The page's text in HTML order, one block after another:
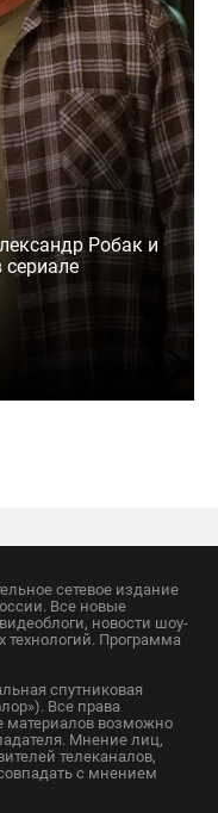
Робак и
сетевое издание
Все новые
новости шоу-
технологий. Программа
спутниковая
Все права
возможно
Мнение лиц,
телеканалов,
с мнением